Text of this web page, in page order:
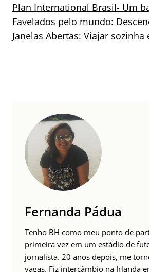
Plan International Brasil- Um
Favelados pelo mundo:
Janelas Abertas: Viajar
Fernanda Pádua
Tenho BH como meu ponto de
primeira vez em um estádio de
jornalista. 20 anos depois, me
vagas. Fiz intercâmbio na Irlanda